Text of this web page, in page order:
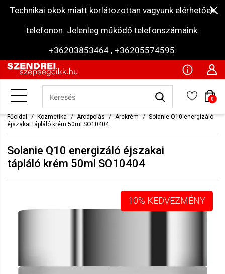
Technikai okok miatt korlátozottan vagyunk elérhetőek
telefonon. Jelenleg működő telefonszámaink:
+36203853464 , +36205574595.
0
Főoldal Kozmetika Arcápolás Arckrém
Solanie Q10 energizáló
éjszakai tápláló krém 50ml SO10404
Solanie Q10 energizáló éjszakai
tápláló krém 50ml SO10404
10% KEDVEZMÉNY